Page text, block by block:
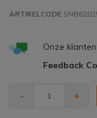
ARTIKELCODE
Onze
Feedback
- +